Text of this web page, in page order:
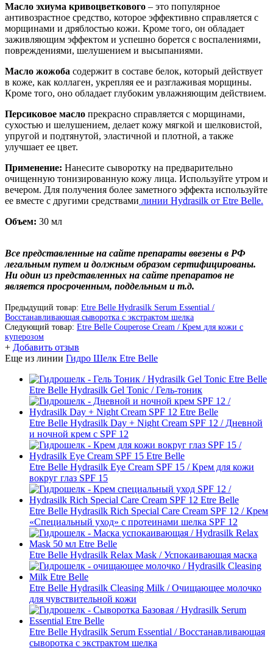
Масло эхиума кривоцветкового – это популярное
антивозрастное средство, которое эффективно справляется с
морщинами и дряблостью кожи. Кроме того, он обладает
заживляющим эффектом и успешно борется с воспалениями,
повреждениями, шелушением и высыпаниями.
Масло жожоба содержит в составе белок, который действует
в коже, как коллаген, укрепляя ее и разглаживая морщины.
Кроме того, оно обладает глубоким увлажняющим действием.
Персиковое масло прекрасно справляется с морщинами,
сухостью и шелушением, делает кожу мягкой и шелковистой,
упругой и подтянутой, эластичной и плотной, а также
улучшает ее цвет.
Применение: Нанесите сыворотку на предварительно
очищенную тонизированную кожу лица. Используйте утром и
вечером. Для получения более заметного эффекта используйте
ее вместе с другими средствами линии Hydrasilk от Etre Belle.
Объем: 30 мл
Все представленные на сайте препараты ввезены в РФ
легальным путем и должным образом сертифицированы.
Ни один из представленных на сайте препаратов не
является просроченным, поддельным и т.д.
Предыдущий товар: Etre Belle Hydrasilk Serum Essential /
Восстанавливающая сыворотка с экстрактом шелка
Следующий товар: Etre Belle Couperose Cream / Крем для кожи с
куперозом
+ Добавить отзыв
Еще из линии Гидро Шелк Etre Belle
Etre Belle Hydrasilk Gel Tonic / Гель-тоник
Etre Belle Hydrasilk Day + Night Cream SPF 12 / Дневной
и ночной крем с SPF 12
Etre Belle Hydrasilk Eye Cream SPF 15 / Крем для кожи
вокруг глаз SPF 15
Etre Belle Hydrasilk Rich Special Care Cream SPF 12 / Крем
«Специальный уход» с протеинами шелка SPF 12
Etre Belle Hydrasilk Relax Mask / Успокаивающая маска
Etre Belle Hydrasilk Cleasing Milk / Очищающее молочко
для чувствительной кожи
Etre Belle Hydrasilk Serum Essential / Восстанавливающая
сыворотка с экстрактом шелка